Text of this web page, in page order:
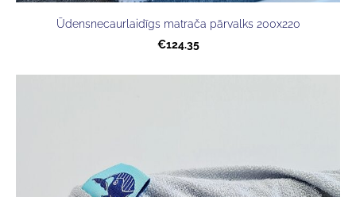
Ūdensnecaurlaidīgs matrača pārvalks 200x220
€124.35